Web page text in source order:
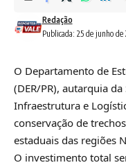
Publicada: 25 de junho de
Redação
O Departamento de
(DER/PR), autarquia
Infraestrutura e
conservação de
estaduais das regiões
O investimento total